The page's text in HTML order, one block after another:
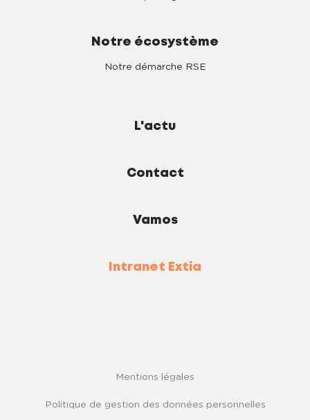
Notre écosystème
Notre démarche RSE
L'actu
Contact
Vamos
Intranet Extia
Mentions légales
Politique de gestion des données personnelles